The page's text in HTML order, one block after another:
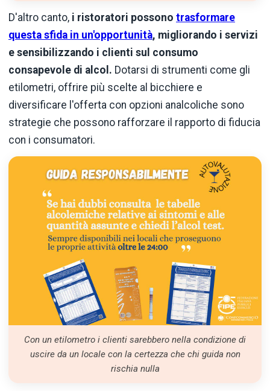
D'altro canto, i ristoratori possono trasformare
questa sfida in un'opportunità, migliorando i servizi
e sensibilizzando i clienti sul consumo
consapevole di alcol. Dotarsi di strumenti come gli
etilometri, offrire più scelte al bicchiere e
diversificare l'offerta con opzioni analcoliche sono
strategie che possono rafforzare il rapporto di fiducia
con i consumatori.
Con un etilometro i clienti sarebbero nella condizione di
uscire da un locale con la certezza che chi guida non
rischia nulla